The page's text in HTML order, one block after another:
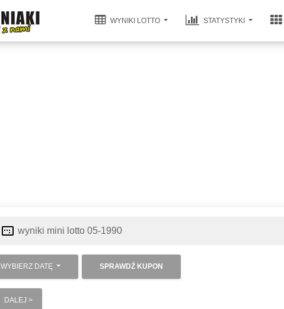
WYNIKI LOTTO STATYSTYKI
image_aspect_ratio wyniki mini lotto 05-1990
WYBIERZ DATĘ SPRAWDŹ KUPON
DALEJ >